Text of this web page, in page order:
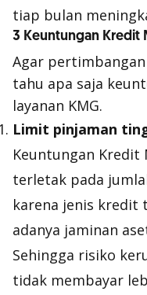
tiap bulan
3 Keuntungan Kredit
Agar
tahu apa saja
layanan KMG.
Limit pinjaman
Keuntungan Kredit
terletak pada
karena jenis kredit
adanya jaminan
Sehingga risiko
tidak membayar